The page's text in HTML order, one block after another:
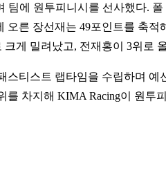
에 원투피니시를 선사했다.
른 장선재는 49포인트를 축
게 밀려났고, 전재홍이 3위로
티스트 랩타임을 수립하며
차지해 KIMA Racing이 원투